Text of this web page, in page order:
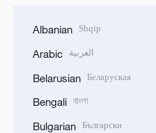
Albanian Shqip
Arabic العربية
Belarusian Беларуская
Bengali বাংলা
Bulgarian Български